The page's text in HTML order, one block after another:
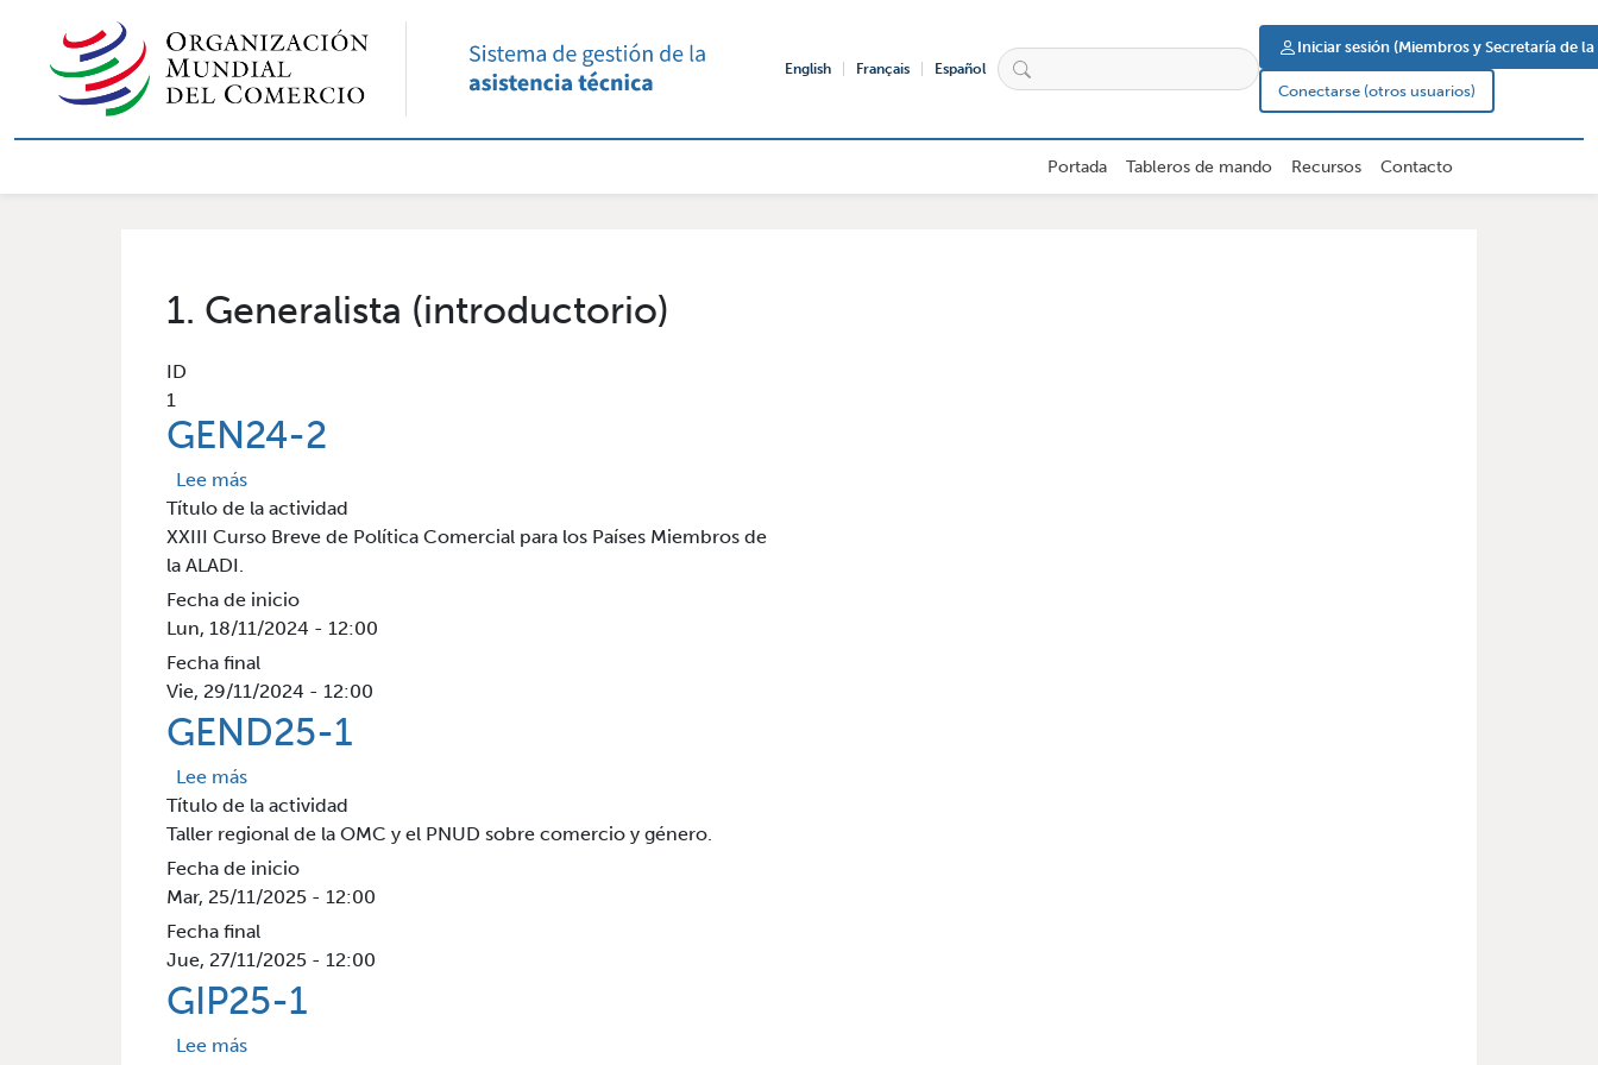
English Français Español
User account
Iniciar sesión (Miembros y Secretaría de la
Conectarse (otros usuarios)
Portada Tableros de mando Recursos Contacto
1. Generalista (introductorio)
ID
1
GEN24-2
Lee mássobre GEN24-2
Título de la actividad
XXIII Curso Breve de Política Comercial para los Países Miembros de
la ALADI.
Fecha de inicio
Lun, 18/11/2024 - 12:00
Fecha final
Vie, 29/11/2024 - 12:00
GEND25-1
Lee mássobre GEND25-1
Título de la actividad
Taller regional de la OMC y el PNUD sobre comercio y género.
Fecha de inicio
Mar, 25/11/2025 - 12:00
Fecha final
Jue, 27/11/2025 - 12:00
GIP25-1
Lee mássobre GIP25-1